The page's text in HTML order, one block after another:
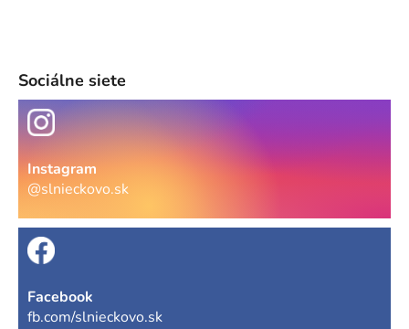
Sociálne siete
Instagram
@slnieckovo.sk
Facebook
fb.com/slnieckovo.sk